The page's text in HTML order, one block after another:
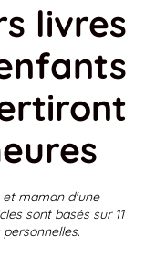
livres
et maman d'une
sont basés sur 11